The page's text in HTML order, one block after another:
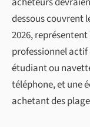
dessous couvrent
2026,
professionnel
étudiant ou
téléphone, et une
achetant des